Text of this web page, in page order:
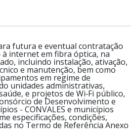
futura e eventual contratação
à internet em fibra óptica, na
incluindo instalação, ativação,
e manutenção, bem como
em regime de
unidades administrativas,
e projetos de Wi‑Fi público,
de Desenvolvimento e
- CONVALES e municípios
especificações, condições,
no Termo de Referência Anexo